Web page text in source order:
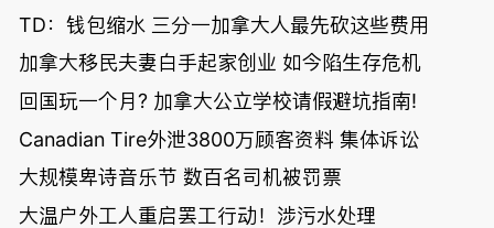
TD：钱包缩水 三分一加拿大人最先砍这些费用
加拿大移民夫妻白手起家创业 如今陷生存危机
回国玩一个月? 加拿大公立学校请假避坑指南!
Canadian Tire外泄3800万顾客资料 集体诉讼
大规模卑诗音乐节 数百名司机被罚票
大温户外工人重启罢工行动！涉污水处理